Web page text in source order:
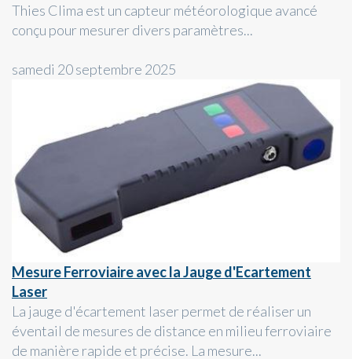
Thies Clima est un capteur météorologique avancé
conçu pour mesurer divers paramètres...
samedi 20 septembre 2025
Mesure Ferroviaire avec la Jauge d'Ecartement
Laser
La jauge d'écartement laser permet de réaliser un
éventail de mesures de distance en milieu ferroviaire
de manière rapide et précise. La mesure...